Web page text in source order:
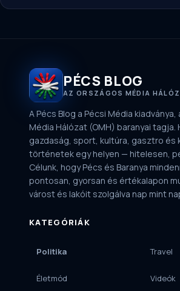
PÉCS BLOG
AZ ORSZÁGOS MÉDIA
A Pécs Blog a Pécsi Média
Média Hálózat (OMH) baranyai tagja.
gazdaság, sport, kultúra, gasztro és
történetek egy helyen — hitelesen,
Célunk, hogy Pécs és Baranya
pontosan, gyorsan és értékalapon
várost és lakóit szolgálva nap mint
KATEGÓRIÁK
Politika
Életmód
Travel
Videók